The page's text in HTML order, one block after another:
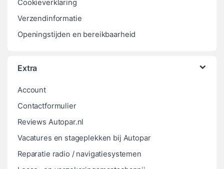
Cookieverklaring
Verzendinformatie
Openingstijden en bereikbaarheid
Extra
Account
Contactformulier
Reviews Autopar.nl
Vacatures en stageplekken bij Autopar
Reparatie radio / navigatiesystemen